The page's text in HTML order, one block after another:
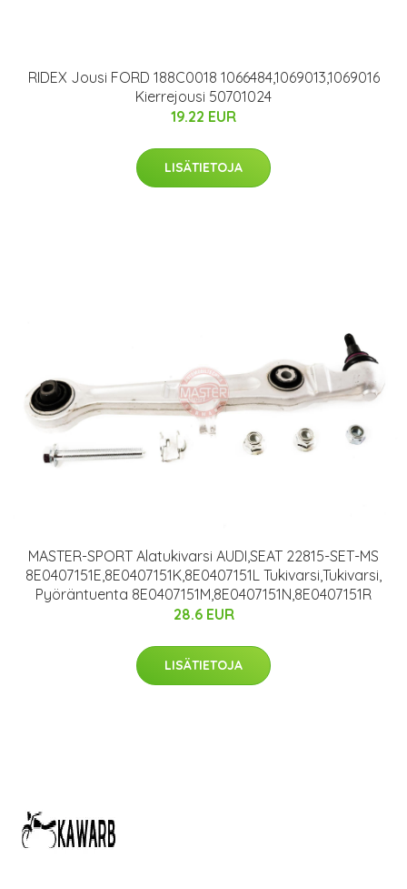
RIDEX Jousi FORD 188C0018 1066484,1069013,1069016
Kierrejousi 50701024
19.22 EUR
LISÄTIETOJA
MASTER-SPORT Alatukivarsi AUDI,SEAT 22815-SET-MS
8E0407151E,8E0407151K,8E0407151L Tukivarsi,Tukivarsi,
Pyöräntuenta 8E0407151M,8E0407151N,8E0407151R
28.6 EUR
LISÄTIETOJA